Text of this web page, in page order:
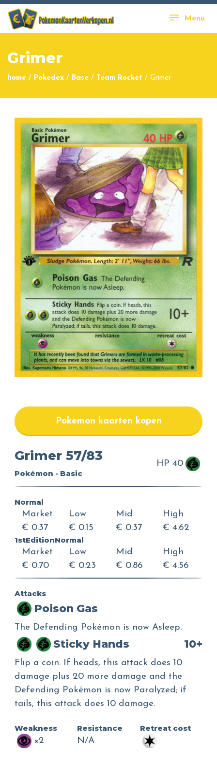
Menu
Grimer
home / Pokedex / Base / Team Rocket / Grimer
Pokemon kaarten kopen
Grimer 57/83
Pokémon - Basic
HP 40
Normal
Market
€ 0.37
Low
€ 0.15
Mid
€ 0.37
High
€ 4.62
1stEditionNormal
Market
€ 0.70
Low
€ 0.23
Mid
€ 0.86
High
€ 4.56
Attacks
Poison Gas
The Defending Pokémon is now Asleep.
Sticky Hands 10+
Flip a coin. If heads, this attack does 10
damage plus 20 more damage and the
Defending Pokémon is now Paralyzed; if
tails, this attack does 10 damage.
Weakness
×2
Resistance
N/A
Retreat cost